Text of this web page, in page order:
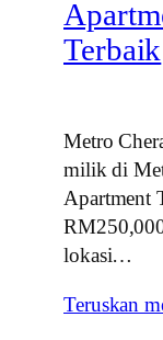
Terbaik
Metro
milik di
Apartment
lokasi…
Teruskan